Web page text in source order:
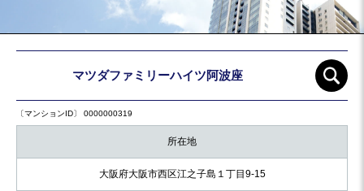
マツダファミリーハイツ阿波座
〔マンションID〕 0000000319
所在地
大阪府大阪市西区江之子島１丁目9-15